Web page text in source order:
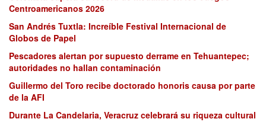
Centroamericanos 2026
San Andrés Tuxtla: Increíble Festival Internacional de
Globos de Papel
Pescadores alertan por supuesto derrame en Tehuantepec;
autoridades no hallan contaminación
Guillermo del Toro recibe doctorado honoris causa por parte
de la AFI
Durante La Candelaria, Veracruz celebrará su riqueza cultural